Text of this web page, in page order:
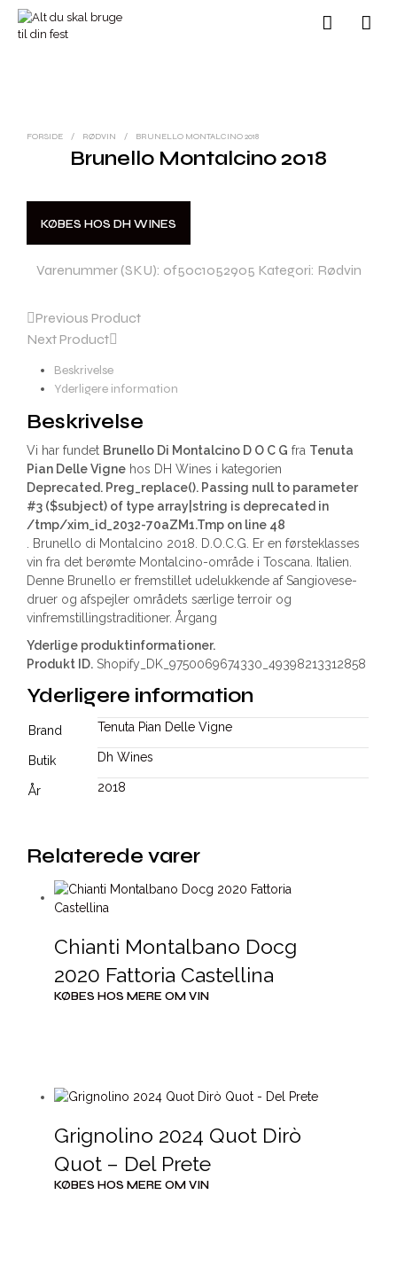
FORSIDE / RØDVIN / BRUNELLO MONTALCINO 2018
Brunello Montalcino 2018
KØBES HOS DH WINES
Varenummer (SKU): 0f50c1052905 Kategori: Rødvin
Previous Product
Next Product
Beskrivelse
Yderligere information
Beskrivelse
Vi har fundet Brunello Di Montalcino D O C G fra Tenuta
Pian Delle Vigne hos DH Wines i kategorien
Deprecated. Preg_replace(). Passing null to parameter
#3 ($subject) of type array|string is deprecated in
/tmp/xim_id_2032-70aZM1.Tmp on line 48
. Brunello di Montalcino 2018. D.O.C.G. Er en førsteklasses
vin fra det berømte Montalcino-område i Toscana. Italien.
Denne Brunello er fremstillet udelukkende af Sangiovese-
druer og afspejler områdets særlige terroir og
vinfremstillingstraditioner. Årgang
Yderlige produktinformationer.
Produkt ID. Shopify_DK_9750069674330_49398213312858
Yderligere information
Brand Tenuta Pian Delle Vigne
Butik Dh Wines
År 2018
Relaterede varer
Chianti Montalbano Docg
2020 Fattoria Castellina
KØBES HOS MERE OM VIN
Grignolino 2024 Quot Dirò
Quot – Del Prete
KØBES HOS MERE OM VIN